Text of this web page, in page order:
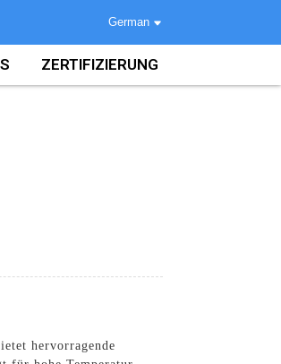
German
ZERTIFIZIERUNG
hervorragende